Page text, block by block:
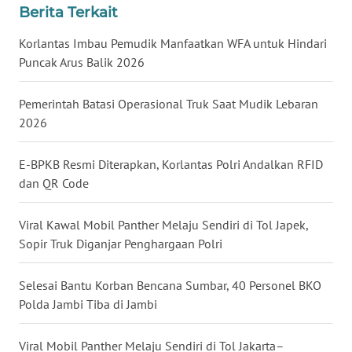
Berita Terkait
Korlantas Imbau Pemudik Manfaatkan WFA untuk Hindari
Puncak Arus Balik 2026
Pemerintah Batasi Operasional Truk Saat Mudik Lebaran
2026
E-BPKB Resmi Diterapkan, Korlantas Polri Andalkan RFID
dan QR Code
Viral Kawal Mobil Panther Melaju Sendiri di Tol Japek,
Sopir Truk Diganjar Penghargaan Polri
Selesai Bantu Korban Bencana Sumbar, 40 Personel BKO
Polda Jambi Tiba di Jambi
Viral Mobil Panther Melaju Sendiri di Tol Jakarta–
BABEL
WN
SUMBAR
WN
WN